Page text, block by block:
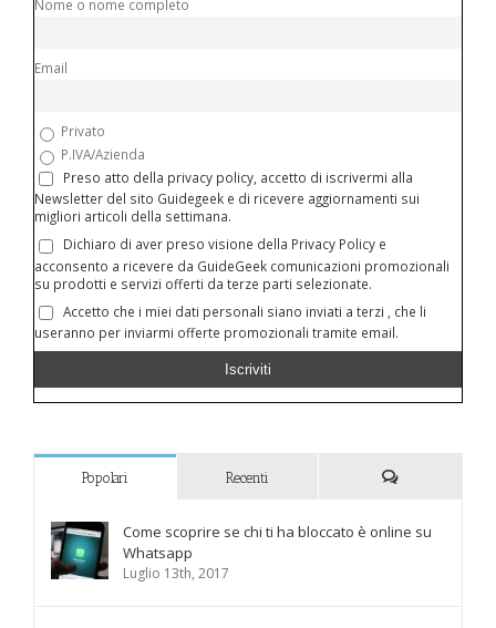
Nome o nome completo
Email
Privato
P.IVA/Azienda
Preso atto della privacy policy, accetto di iscrivermi alla
Newsletter del sito Guidegeek e di ricevere aggiornamenti sui
migliori articoli della settimana.
Dichiaro di aver preso visione della Privacy Policy e
acconsento a ricevere da GuideGeek comunicazioni promozionali
su prodotti e servizi offerti da terze parti selezionate.
Accetto che i miei dati personali siano inviati a terzi , che li
useranno per inviarmi offerte promozionali tramite email.
Popolari Recenti
Come scoprire se chi ti ha bloccato è online su
Whatsapp
Luglio 13th, 2017